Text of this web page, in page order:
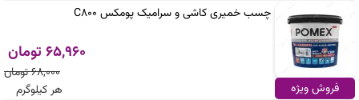
فروش ویژه
چسب خمیری کاشی و سرامیک پومکس C800
65,960 تومان
68,000 تومان
هر کیلوگرم